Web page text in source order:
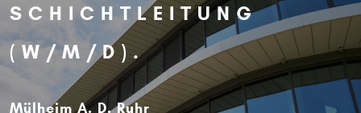
SCHICHTLEITUNG
(W/M/D)
Mülheim A. D. Ruhr